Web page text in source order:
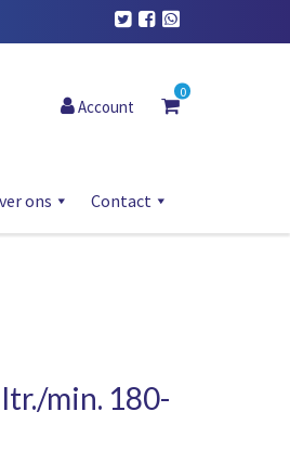
Account
0
ons Contact
min. 180-